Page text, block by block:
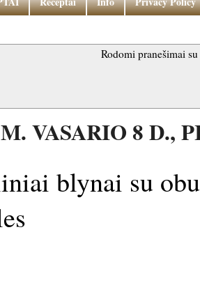
Rodomi pranešimai
VASARIO 8 D.,
blynai su